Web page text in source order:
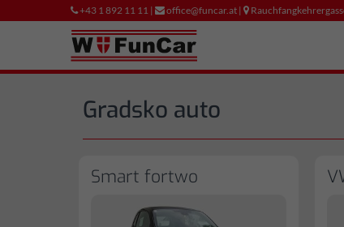
+43 1 892 11 11 | office@funcar.at |
Gradsko auto
Smart fortwo